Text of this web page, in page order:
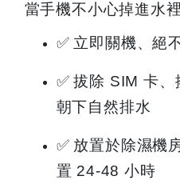
當手機不小心掉進水裡
✅ 立即關機、絕
✅ 拔除 SIM 卡、
朝下自然排水
✅ 放置於除濕機
置 24-48 小時